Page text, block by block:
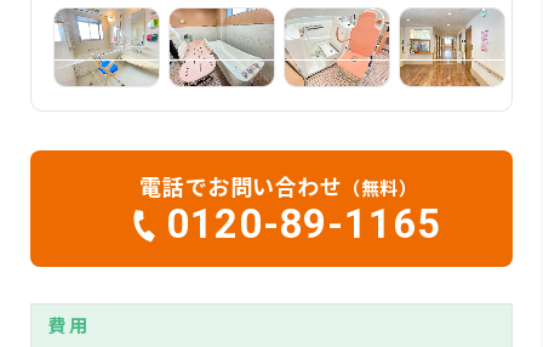
電話でお問い合わせ （無料）
0120-89-1165
費用